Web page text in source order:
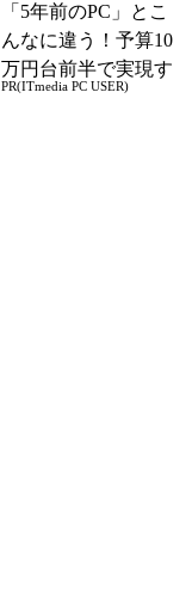
「5年前のPC」とこ
んなに違う！予算10
万円台前半で実現す
る快適PCライフ
PR(ITmedia PC USER)